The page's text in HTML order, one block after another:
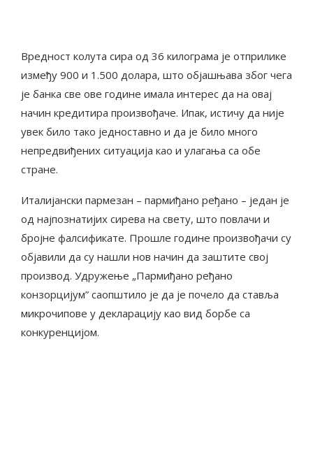
Вредност колута сира од 36 килограма је отприлике
између 900 и 1.500 долара, што објашњава због чега
је банка све ове године имала интерес да на овај
начин кредитира произвођаче. Ипак, истичу да није
увек било тако једноставно и да је било много
непредвиђених ситуација као и улагања са обе
стране.
Италијански пармезан – пармиђано ређано – један је
од најпознатијих сирева на свету, што повлачи и
бројне фалсификате. Прошле године произвођачи су
објавили да су нашли нов начин да заштите свој
производ. Удружење „Пармиђано ређано
конзорцијум” саопштило је да је почело да ставља
микрочипове у декларацију као вид борбе са
конкуренцијом.